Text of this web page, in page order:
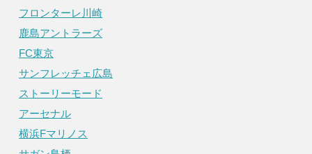
フロンターレ川崎
鹿島アントラーズ
FC東京
サンフレッチェ広島
ストーリーモード
アーセナル
横浜Fマリノス